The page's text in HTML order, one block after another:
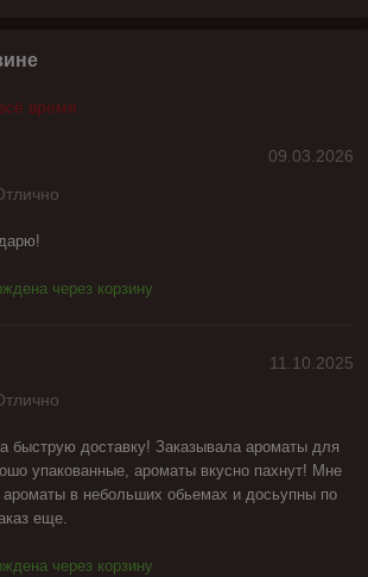
время
09.03.2026
через корзину
11.10.2025
быструю доставку! Заказывала ароматы для
упакованные, ароматы вкусно пахнут! Мне
в небольших обьемах и досьупны по
еще.
через корзину